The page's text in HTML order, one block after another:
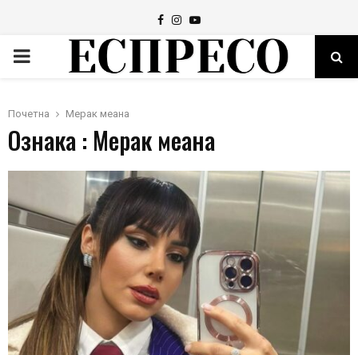
Facebook
Instagram
Youtube
PRIMARY
Почетна Мерак меана
Ознака : Мерак меана